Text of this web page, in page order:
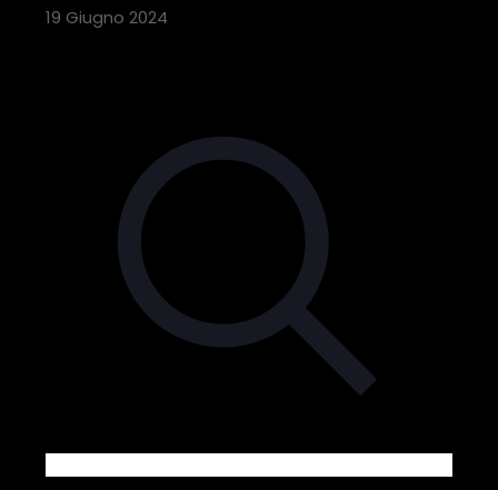
19 Giugno 2024